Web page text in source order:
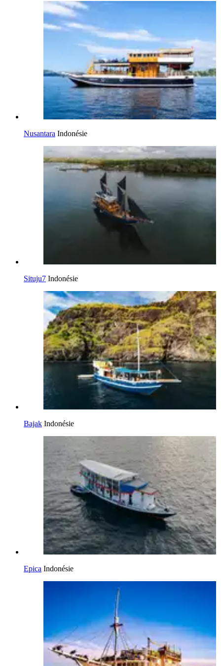
Nusantara Indonésie
Situju7 Indonésie
Bajak Indonésie
Epica Indonésie